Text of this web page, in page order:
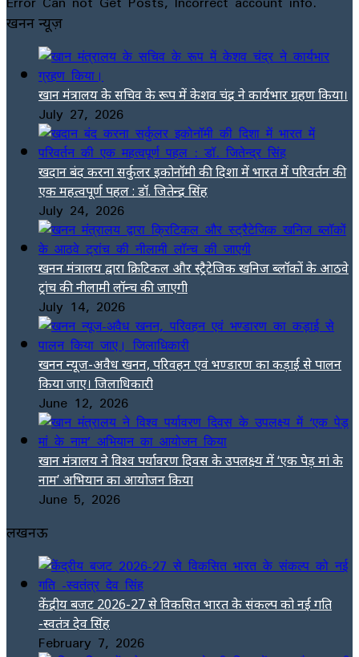
खनन न्यूज़
खान मंत्रालय के सचिव के रूप में केशव चंद्र ने कार्यभार ग्रहण किया।
July 27, 2026
खदान बंद करना सर्कुलर इकोनॉमी की दिशा में भारत में परिवर्तन की
एक महत्वपूर्ण पहल : डॉ. जितेन्द्र सिंह
July 24, 2026
खनन मंत्रालय द्वारा क्रिटिकल और स्ट्रैटेजिक खनिज ब्लॉकों के आठवे
ट्रांच की नीलामी लॉन्च की जाएगी
July 14, 2026
खनन न्यूज-अवैध खनन, परिवहन एवं भण्डारण का कड़ाई से पालन
किया जाए। जिलाधिकारी
June 12, 2026
खान मंत्रालय ने विश्व पर्यावरण दिवस के उपलक्ष्य में ‘एक पेड़ मां के
नाम’ अभियान का आयोजन किया
June 5, 2026
लखनऊ
केंद्रीय बजट 2026-27 से विकसित भारत के संकल्प को नई गति
-स्वतंत्र देव सिंह
February 7, 2026